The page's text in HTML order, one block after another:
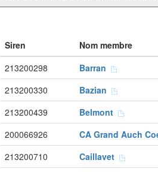
Siren Nom membre
213200298
Barran
213200330 Bazian
213200439 Belmont
200066926 CA Grand Auch
213200710 Caillavet